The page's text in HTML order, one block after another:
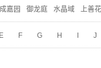
嘉园 御龙庭 水晶域 上善
E F G H J